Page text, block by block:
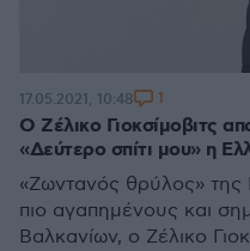
Ο Ζέλικο Γιοκσίμοβιτς
«Δεύτερο σπίτι μου» η
«Ζωντανός θρύλος»
πιο αγαπημένους και
Βαλκανίων, ο Ζέλικο
17.05.2021, 10:48 1